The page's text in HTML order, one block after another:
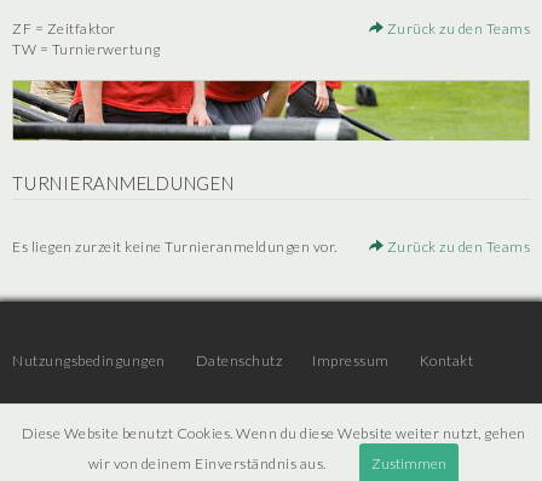
ZF = Zeitfaktor
TW = Turnierwertung
Zurück zu den Teams
TURNIERANMELDUNGEN
Es liegen zurzeit keine Turnieranmeldungen vor. Zurück zu den Teams
Nutzungsbedingungen Datenschutz Impressum Kontakt
© 2026 | JTR v3.6 |Projekt [ PI ] Internet
Diese Website benutzt Cookies. Wenn du diese Website weiter nutzt, gehen
wir von deinem Einverständnis aus.
Zustimmen